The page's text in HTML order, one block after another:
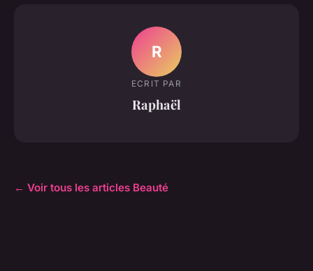
R
ECRIT PAR
Raphaël
← Voir tous les articles Beauté